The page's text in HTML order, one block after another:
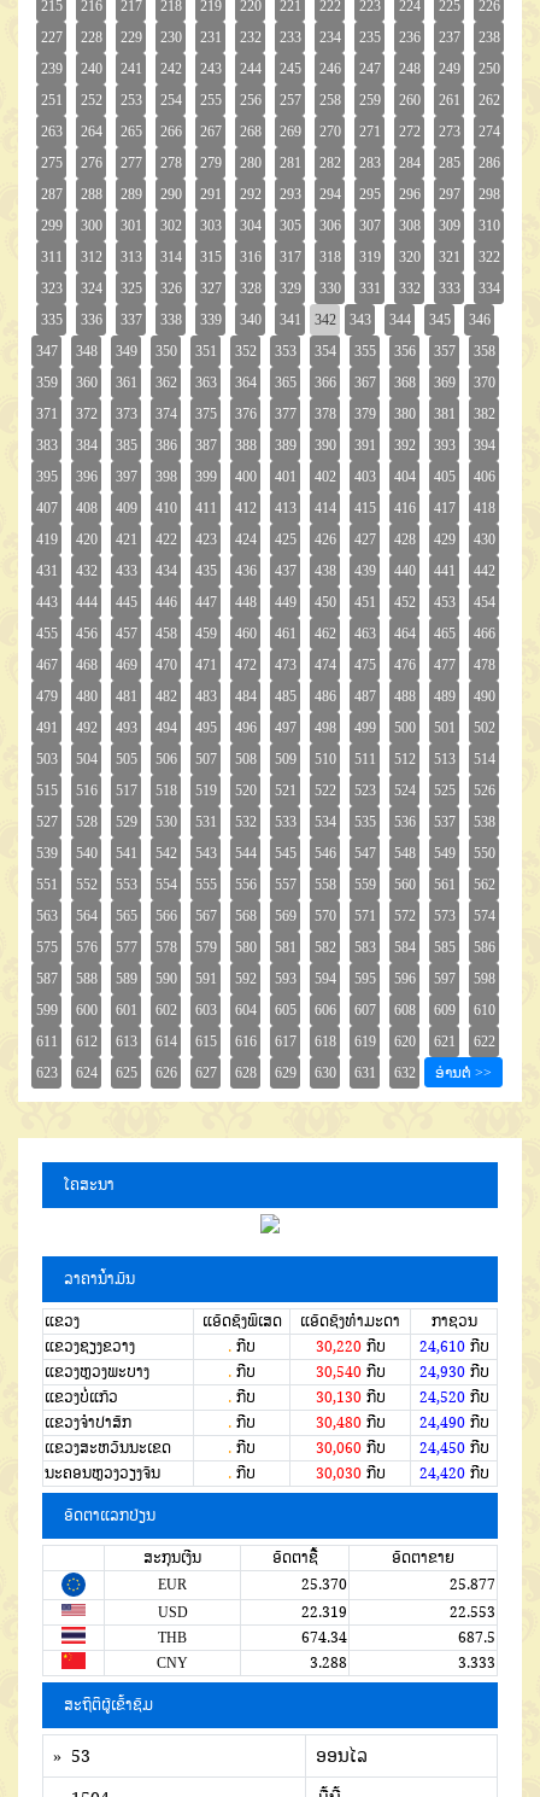
ໂຄສະນາ
ລາຄານໍ້າມັນ
ແຂວງ ແອັດຊັງພິເສດ ແອັດຊັງທຳມະດາ
ກາຊວນ
ແຂວງຊຽງຂວາງ
. ກີບ 30,220ກີບ 24,610ກີບ
ແຂວງຫຼວງພະບາງ
. ກີບ 30,540ກີບ 24,930ກີບ
ແຂວງບໍ່ແກ້ວ
. ກີບ 30,130ກີບ 24,520ກີບ
ແຂວງຈໍາປາສັກ
. ກີບ 30,480ກີບ 24,490ກີບ
ແຂວງສະຫວັນນະເຂດ
. ກີບ 30,060ກີບ 24,450ກີບ
ນະຄອນຫຼວງວຽງຈັນ
. ກີບ 30,030ກີບ 24,420ກີບ
ອັດຕາແລກປ່ຽນ
ສະກຸນເງີນ ອັດຕາຊື້
ອັດຕາຂາຍ
EUR
25.370
25.877
USD
22.319
22.553
THB
674.34
687.5
CNY
3.288 3.333
ສະຖິຕິຜູ້ເຂົ້າຊົມ
» 53
ອອນໄລ